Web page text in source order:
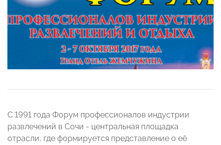
С 1991 года Форум профессионалов индустрии
развлечений в Сочи - центральная площадка
отрасли, где формируется представление о её